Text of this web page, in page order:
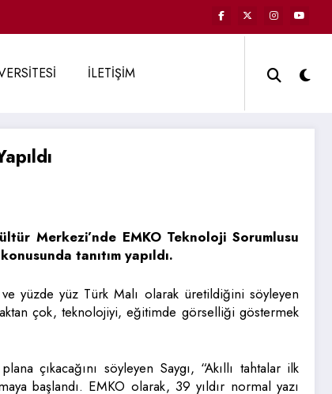
İLETİŞİM
Merkezi’nde EMKO Teknoloji Sorumlusu
tanıtım yapıldı.
yüzde yüz Türk Malı olarak üretildiğini söyleyen
çok, teknolojiyi, eğitimde görselliği göstermek
çıkacağını söyleyen Saygı, “Akıllı tahtalar ilk
başlandı. EMKO olarak, 39 yıldır normal yazı